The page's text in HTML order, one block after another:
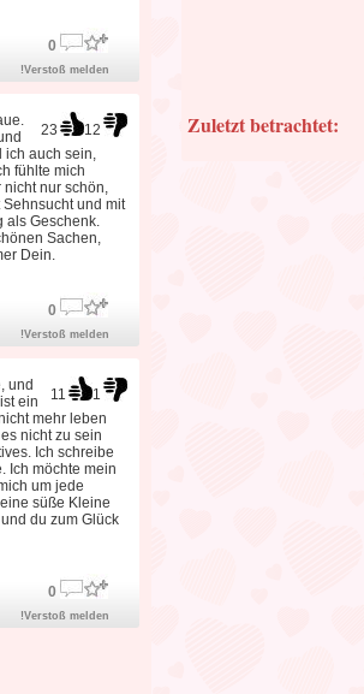
0
!Verstoß melden
23 12
ich auch sein,
fühlte mich
nicht nur schön,
und mit
als Geschenk.
Sachen,
Dein.
0
!Verstoß melden
11 1
und
ein
mehr leben
nicht zu sein
Ich schreibe
Ich möchte mein
um jede
süße Kleine
du zum Glück
0
!Verstoß melden
Zuletzt betrachtet: